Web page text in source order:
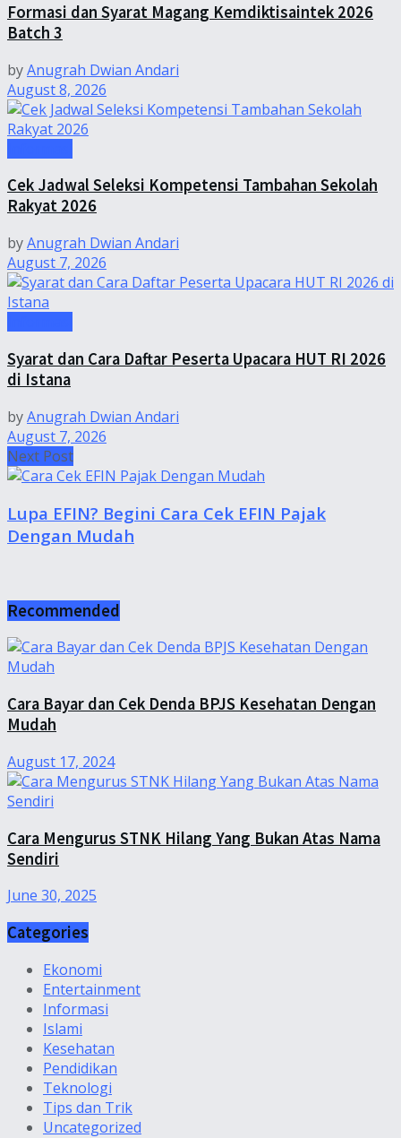
Formasi dan Syarat Magang Kemdiktisaintek 2026
Batch 3
byAnugrah Dwian Andari
August 8, 2026
Cek Jadwal Seleksi Kompetensi Tambahan Sekolah
Rakyat 2026
byAnugrah Dwian Andari
August 7, 2026
Syarat dan Cara Daftar Peserta Upacara HUT RI 2026
di Istana
byAnugrah Dwian Andari
August 7, 2026
Next Post
Lupa EFIN? Begini Cara Cek EFIN Pajak
Dengan Mudah
Recommended
Cara Bayar dan Cek Denda BPJS Kesehatan Dengan
Mudah
August 17, 2024
Cara Mengurus STNK Hilang Yang Bukan Atas Nama
Sendiri
June 30, 2025
Categories
Ekonomi
Entertainment
Informasi
Islami
Kesehatan
Pendidikan
Teknologi
Tips dan Trik
Uncategorized